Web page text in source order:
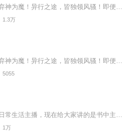
1.3万
5055
1万